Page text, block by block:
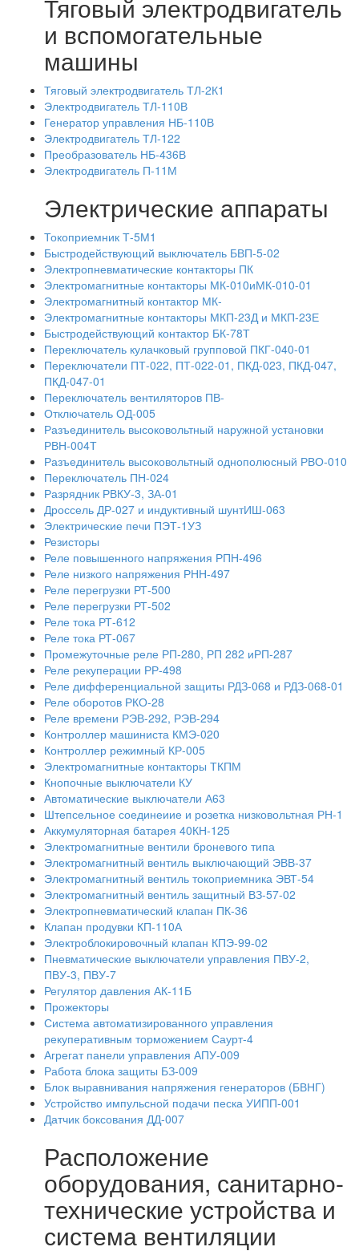
Тяговый электродвигатель
и вспомогательные
машины
Тяговый электродвигатель ТЛ-2К1
Электродвигатель ТЛ-110В
Генератор управления НБ-110В
Электродвигатель ТЛ-122
Преобразователь НБ-436В
Электродвигатель П-11М
Электрические аппараты
Токоприемник Т-5М1
Быстродействующий выключатель БВП-5-02
Электропневматические контакторы ПК
Электромагнитные контакторы МК-010иМК-010-01
Электромагнитный контактор МК-
Электромагнитные контакторы МКП-23Д и МКП-23Е
Быстродействующий контактор БК-78Т
Переключатель кулачковый групповой ПКГ-040-01
Переключатели ПТ-022, ПТ-022-01, ПКД-023, ПКД-047,
ПКД-047-01
Переключатель вентиляторов ПВ-
Отключатель ОД-005
Разъединитель высоковольтный наружной установки
РВН-004Т
Разъединитель высоковольтный однополюсный РВО-010
Переключатель ПН-024
Разрядник РВКУ-3, ЗА-01
Дроссель ДР-027 и индуктивный шунтИШ-063
Электрические печи ПЭТ-1УЗ
Резисторы
Реле повышенного напряжения РПН-496
Реле низкого напряжения РНН-497
Реле перегрузки РТ-500
Реле перегрузки РТ-502
Реле тока РТ-612
Реле тока РТ-067
Промежуточные реле РП-280, РП 282 иРП-287
Реле рекуперации РР-498
Реле дифференциальной защиты РДЗ-068 и РДЗ-068-01
Реле оборотов РКО-28
Реле времени РЭВ-292, РЭВ-294
Контроллер машиниста КМЭ-020
Контроллер режимный КР-005
Электромагнитные контакторы ТКПМ
Кнопочные выключатели КУ
Автоматические выключатели А63
Штепсельное соединеиие и розетка низковольтная РН-1
Аккумуляторная батарея 40КН-125
Электромагнитные вентили броневого типа
Электромагнитный вентиль выключающий ЭВВ-37
Электромагнитный вентиль токоприемника ЭВТ-54
Электромагнитный вентиль защитный ВЗ-57-02
Электропневматический клапан ПК-36
Клапан продувки КП-110А
Электроблокировочный клапан КПЭ-99-02
Пневматические выключатели управления ПВУ-2,
ПВУ-3, ПВУ-7
Регулятор давления АК-11Б
Прожекторы
Система автоматизированного управления
рекуперативным торможением Саурт-4
Агрегат панели управления АПУ-009
Работа блока защиты БЗ-009
Блок выравнивания напряжения генераторов (БВНГ)
Устройство импульсной подачи песка УИПП-001
Датчик боксования ДД-007
Расположение
оборудования, санитарно-
технические устройства и
система вентиляции